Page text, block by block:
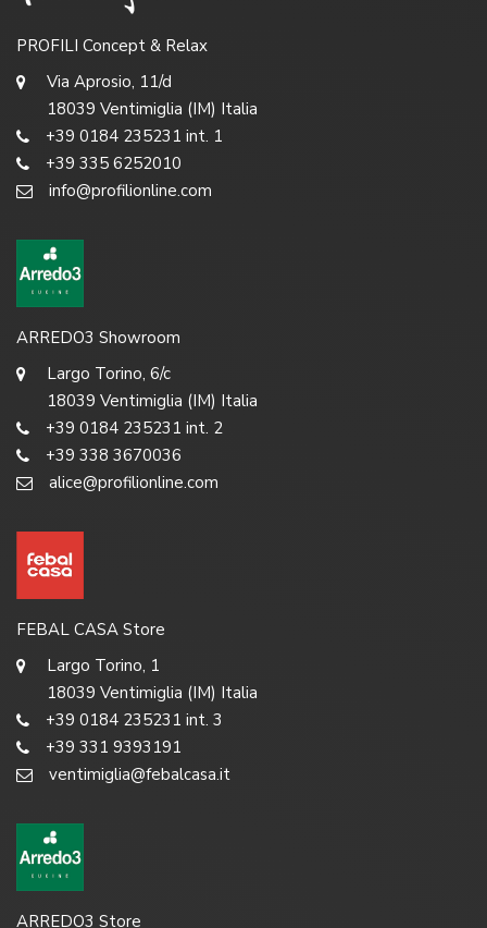
PROFILI Concept & Relax
Via Aprosio, 11/d
18039 Ventimiglia (IM) Italia
+39 0184 235231 int. 1
+39 335 6252010
info@profilionline.com
ARREDO3 Showroom
Largo Torino, 6/c
18039 Ventimiglia (IM) Italia
+39 0184 235231 int. 2
+39 338 3670036
alice@profilionline.com
FEBAL CASA Store
Largo Torino, 1
18039 Ventimiglia (IM) Italia
+39 0184 235231 int. 3
+39 331 9393191
ventimiglia@febalcasa.it
ARREDO3 Store